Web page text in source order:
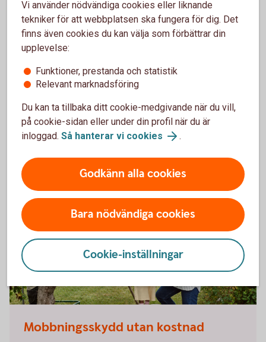
Vad täcker försäkringen?
Om olyckan skulle vara framme - vad täcks?
Vid olycka - vad täcker hemförsäkringen
Bra saker med hemförsäkringarna
Mobbningsskydd utan kostnad
Vi använder nödvändiga cookies eller liknande
tekniker för att webbplatsen ska fungera för dig. Det
finns även cookies du kan välja som förbättrar din
upplevelse:
Funktioner, prestanda och statistik
Relevant marknadsföring
Du kan ta tillbaka ditt cookie-medgivande när du vill,
på cookie-sidan eller under din profil när du är
inloggad. Så hanterar vi cookies .
Godkänn alla cookies
Bara nödvändiga cookies
Cookie-inställningar